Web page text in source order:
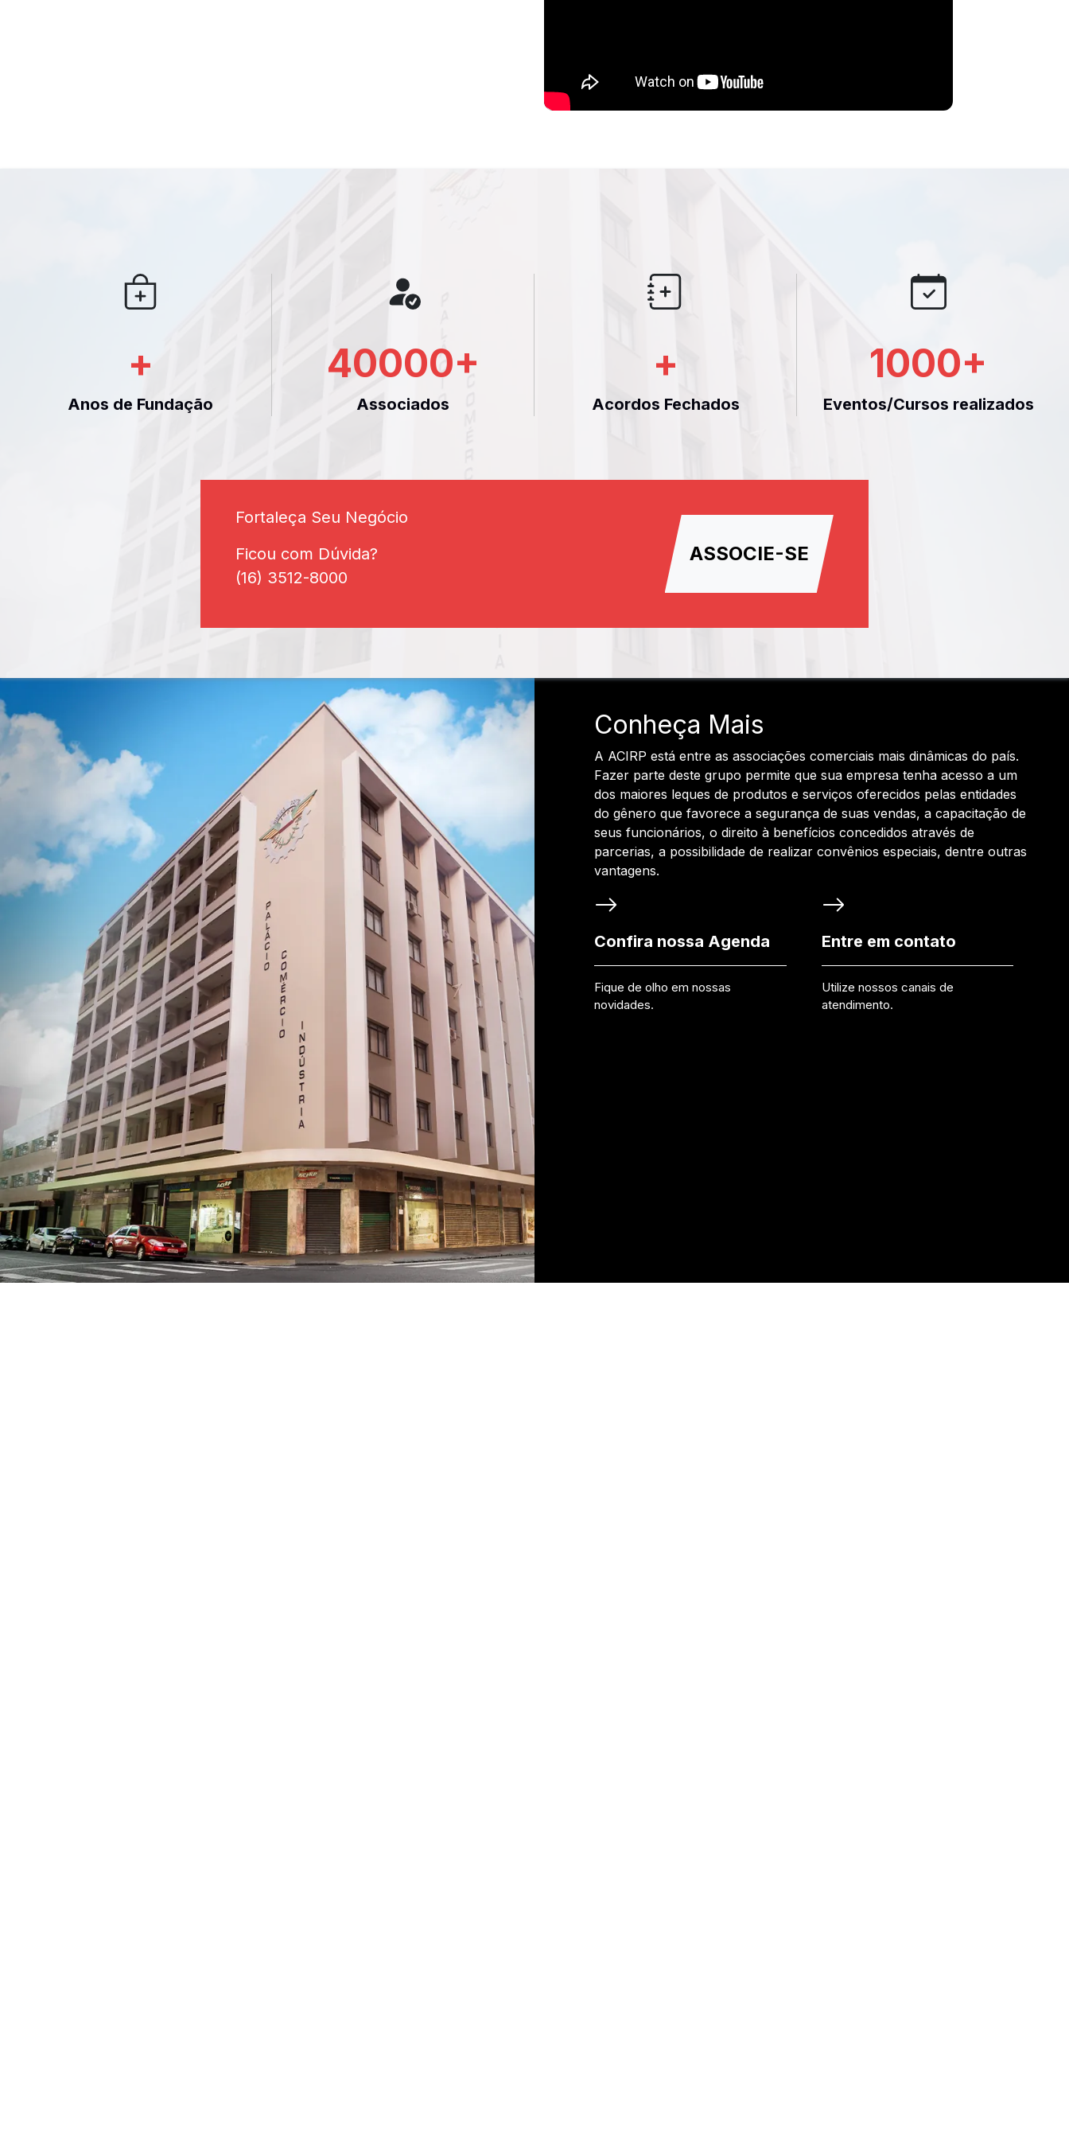
+
Anos de Fundação
40000+
Associados
+
Acordos Fechados
1000+
Eventos/Cursos realizados
Fortaleça Seu Negócio
Ficou com Dúvida?
(16) 3512-8000
ASSOCIE-SE
Conheça Mais
A ACIRP está entre as associações comerciais mais dinâmicas do país.
Fazer parte deste grupo permite que sua empresa tenha acesso a um
dos maiores leques de produtos e serviços oferecidos pelas entidades
do gênero que favorece a segurança de suas vendas, a capacitação de
seus funcionários, o direito à benefícios concedidos através de
parcerias, a possibilidade de realizar convênios especiais, dentre outras
vantagens.
Confira nossa Agenda
Fique de olho em nossas
novidades.
Entre em contato
Utilize nossos canais de
atendimento.